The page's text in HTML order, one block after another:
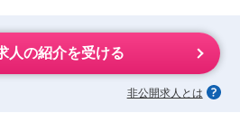
人の紹介を受ける
非公開求人とは